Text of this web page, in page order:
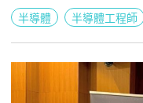
產學跨域平台、建構「
半導體 半導體工程師